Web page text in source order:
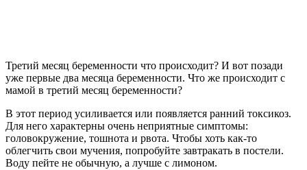
Третий месяц беременности что происходит? И вот позади
уже первые два месяца беременности. Что же происходит с
мамой в третий месяц беременности?
В этот период усиливается или появляется ранний токсикоз.
Для него характерны очень неприятные симптомы:
головокружение, тошнота и рвота. Чтобы хоть как-то
облегчить свои мучения, попробуйте завтракать в постели.
Воду пейте не обычную, а лучше с лимоном.